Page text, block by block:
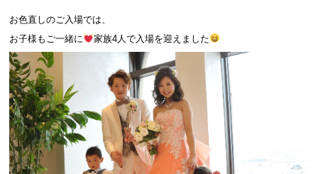
お色直しのご入場では、
お子様もご一緒に
家族4人で入場を迎えました